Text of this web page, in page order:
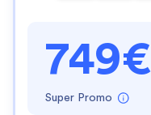
749€
Super Promo